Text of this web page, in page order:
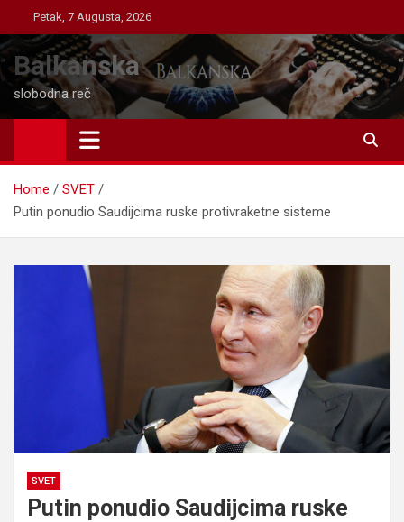
to
content
Petak, 7 Augusta, 2026
Balkanska
slobodna reč
Home
SVET
Putin ponudio Saudijcima ruske protivraketne sisteme
SVET
Putin ponudio Saudijcima ruske